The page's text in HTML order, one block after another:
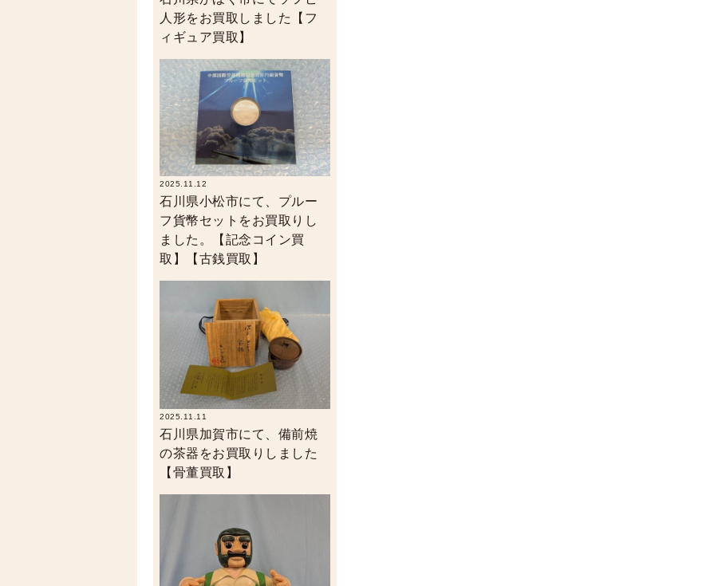
人形をお買取しました【フ
ィギュア買取】
2025.11.12
石川県小松市にて、プルー
フ貨幣セットをお買取りし
ました。【記念コイン買
取】【古銭買取】
2025.11.11
石川県加賀市にて、備前焼
の茶器をお買取りしました
【骨董買取】